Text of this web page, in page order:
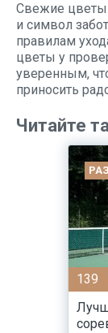
Свежие цветы
и символ
правилам
цветы у
уверенным,
приносить
Читайте
139